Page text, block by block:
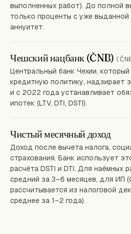
выполненных работ). До полной
только проценты с уже
аннуитет.
Чешский нацбанк (ČNB)
Центральный банк Чехии,
кредитную политику, надзирает
и с 2022 года устанавливает
ипотек (LTV, DTI, DSTI).
Чистый месячный доход
Доход после вычета налога,
страхования. Банк использует
расчёта DSTI и DTI. Для наёмных
средний за 3–6 месяцев, для ИП
рассчитывается из налоговой
среднее за 1–2 года).